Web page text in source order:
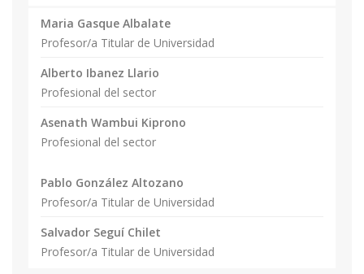
• Personal de oficinas técnicas.
• Instaladores eléctricos y otros profesionales
aplicada en el ámbito del bombeo fotovoltaico y
las energías renovables.
• Titulados de administración de empresas,
económicas, etc.
estudios son adecuados para ALUMNOS de
titulaciones universitarias o formación
y/o con la SOSTENIBILIDAD MEDIOAMBIENTAL
Maria Gasque Albalate
Profesor/a Titular de Universidad
Alberto Ibanez Llario
Profesional del sector
Asenath Wambui Kiprono
Profesional del sector
Pablo González Altozano
Profesor/a Titular de Universidad
Salvador Seguí Chilet
Profesor/a Titular de Universidad